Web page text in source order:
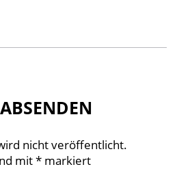
nicht veröffentlicht.
mit* markiert